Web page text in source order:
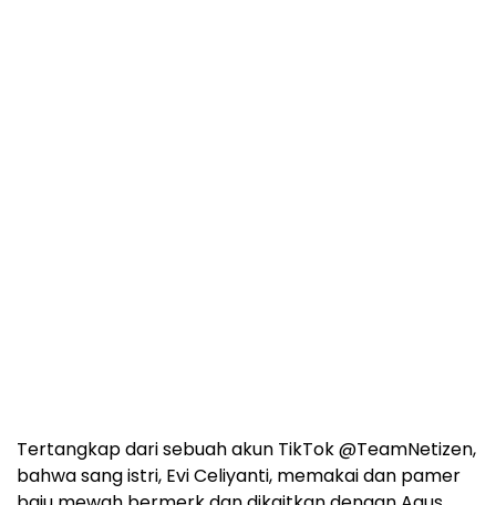
Tertangkap dari sebuah akun TikTok @TeamNetizen,
bahwa sang istri, Evi Celiyanti, memakai dan pamer